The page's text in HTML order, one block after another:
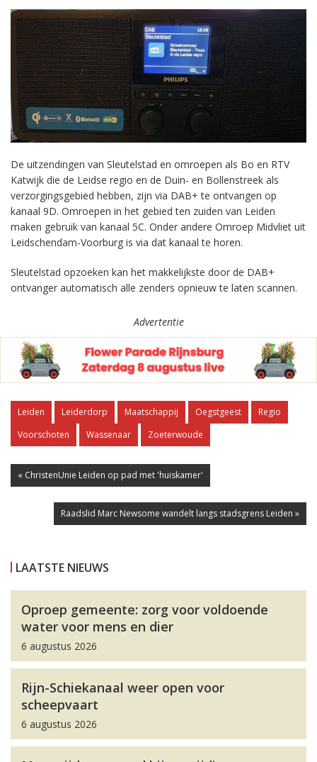
De uitzendingen van Sleutelstad en omroepen als Bo en RTV
Katwijk die de Leidse regio en de Duin- en Bollenstreek als
verzorgingsgebied hebben, zijn via DAB+ te ontvangen op
kanaal 9D. Omroepen in het gebied ten zuiden van Leiden
maken gebruik van kanaal 5C. Onder andere Omroep Midvliet uit
Leidschendam-Voorburg is via dat kanaal te horen.
Sleutelstad opzoeken kan het makkelijkste door de DAB+
ontvanger automatisch alle zenders opnieuw te laten scannen.
Advertentie
Leiden Leiderdorp Maatschappij Oegstgeest
Regio
Voorschoten
Wassenaar Zoeterwoude
« ChristenUnie Leiden op pad met 'huiskamer'
Raadslid Marc Newsome wandelt langs stadsgrens Leiden »
LAATSTE NIEUWS
Oproep gemeente: zorg voor voldoende
water voor mens en dier
6 augustus 2026
Rijn-Schiekanaal weer open voor
scheepvaart
6 augustus 2026